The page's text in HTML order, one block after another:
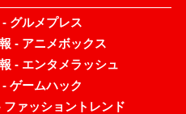
グルメプレス
- アニメボックス
- エンタメラッシュ
ゲームハック
ァッショントレンド